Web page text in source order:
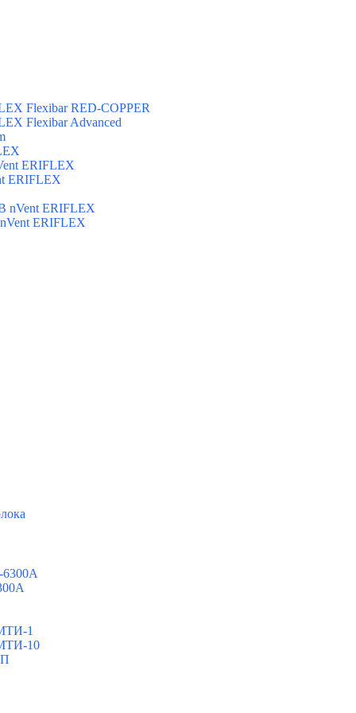
Flexibar RED-COPPER
Flexibar Advanced
ERIFLEX
ERIFLEX
nVent ERIFLEX
ERIFLEX
6300A
1
10